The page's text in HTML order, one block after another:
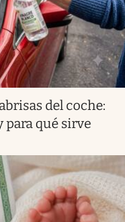
del coche:
para qué sirve